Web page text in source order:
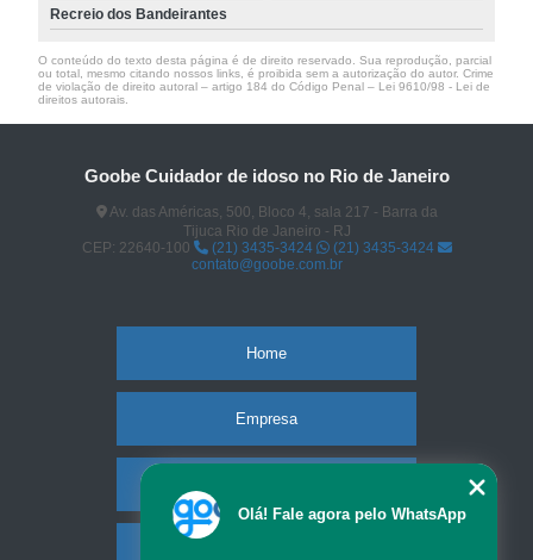
Recreio dos Bandeirantes
O conteúdo do texto desta página é de direito reservado. Sua reprodução, parcial
ou total, mesmo citando nossos links, é proibida sem a autorização do autor. Crime
de violação de direito autoral – artigo 184 do Código Penal – Lei 9610/98 - Lei de
direitos autorais
Goobe Cuidador de idoso no Rio de Janeiro
Av. das Américas, 500, Bloco 4, sala 217 - Barra da
Tijuca Rio de Janeiro - RJ
CEP: 22640-100
(21) 3435-3424
(21) 3435-3424
contato@goobe.com.br
Home
Empresa
Olá! Fale agora pelo WhatsApp